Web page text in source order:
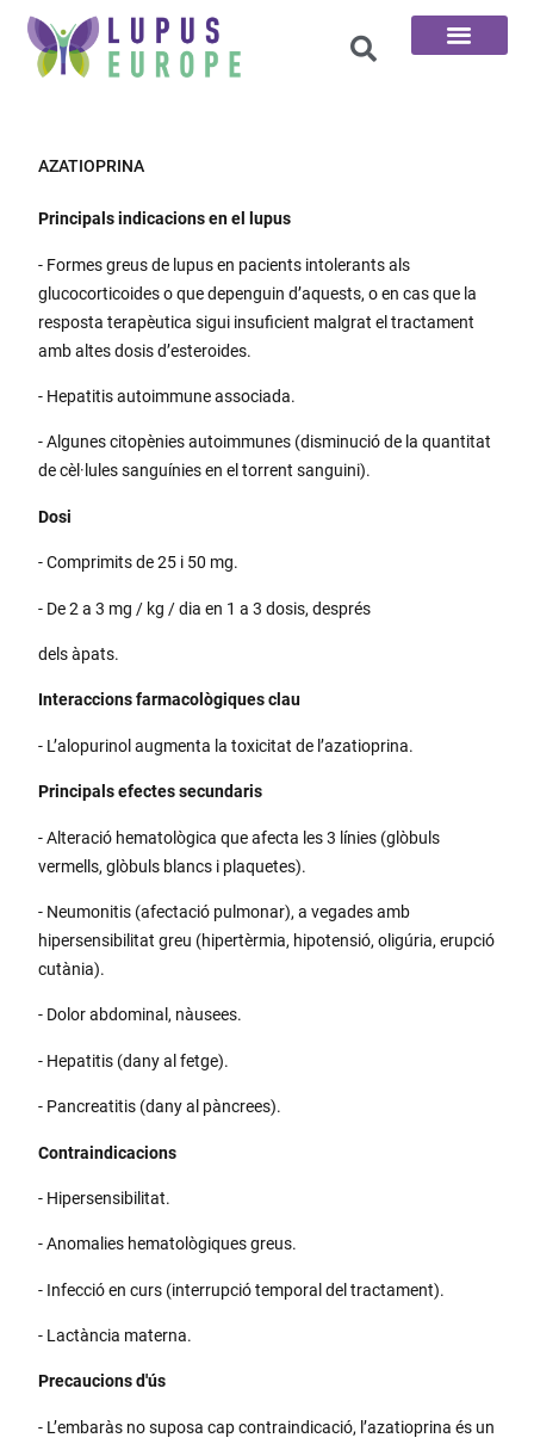
AZATIOPRINA
Principals indicacions en el lupus
- Formes greus de lupus en pacients intolerants als
glucocorticoides o que depenguin d’aquests, o en cas que la
resposta terapèutica sigui insuficient malgrat el tractament
amb altes dosis d’esteroides.
- Hepatitis autoimmune associada.
- Algunes citopènies autoimmunes (disminució de la quantitat
de cèl·lules sanguínies en el torrent sanguini).
Dosi
- Comprimits de 25 i 50 mg.
- De 2 a 3 mg / kg / dia en 1 a 3 dosis, després
dels àpats.
Interaccions farmacològiques clau
- L’alopurinol augmenta la toxicitat de l’azatioprina.
Principals efectes secundaris
- Alteració hematològica que afecta les 3 línies (glòbuls
vermells, glòbuls blancs i plaquetes).
- Neumonitis (afectació pulmonar), a vegades amb
hipersensibilitat greu (hipertèrmia, hipotensió, oligúria, erupció
cutània).
- Dolor abdominal, nàusees.
- Hepatitis (dany al fetge).
- Pancreatitis (dany al pàncrees).
Contraindicacions
- Hipersensibilitat.
- Anomalies hematològiques greus.
- Infecció en curs (interrupció temporal del tractament).
- Lactància materna.
Precaucions d'ús
- L’embaràs no suposa cap contraindicació, l’azatioprina és un